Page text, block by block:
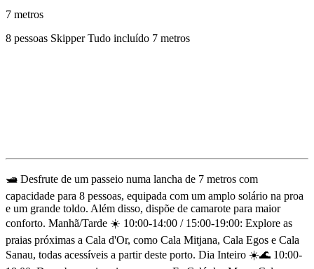
7 metros
8 pessoas Skipper Tudo incluído 7 metros
Descrição
🛥️ Desfrute de um passeio numa lancha de 7 metros com
capacidade para 8 pessoas, equipada com um amplo solário na proa
e um grande toldo. Além disso, dispõe de camarote para maior
conforto. Manhã/Tarde ☀️ 10:00-14:00 / 15:00-19:00: Explore as
praias próximas a Cala d'Or, como Cala Mitjana, Cala Egos e Cala
Sanau, todas acessíveis a partir deste porto. Dia Inteiro ☀️🌊 10:00-